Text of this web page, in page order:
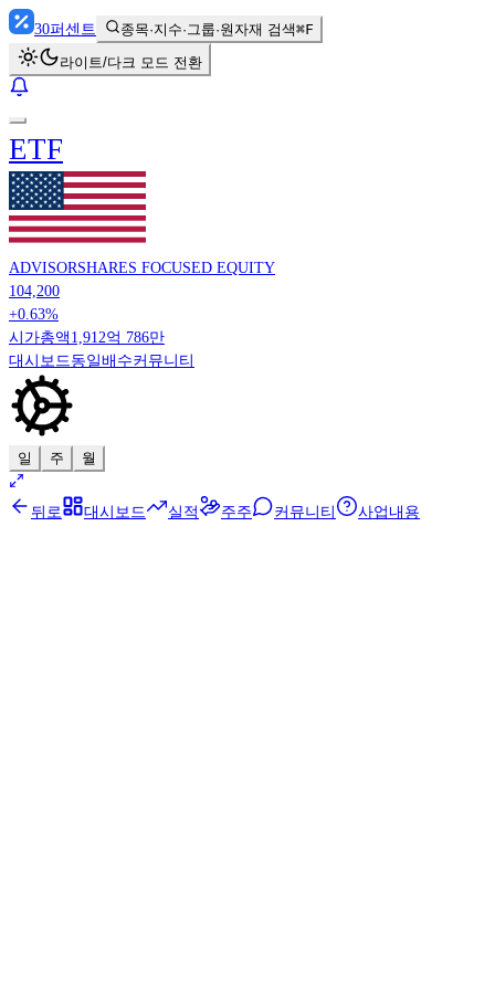
30퍼센트 종목·지수·그룹·원자재 검색⌘F
라이트/다크 모드 전환
ETF
ADVISORSHARES FOCUSED EQUITY
104,200
+0.63%
시가총액 1,912억 786만
대시보드 동일배수커뮤니티
일 주 월
뒤로 대시보드 실적 주주 커뮤니티 사업내용